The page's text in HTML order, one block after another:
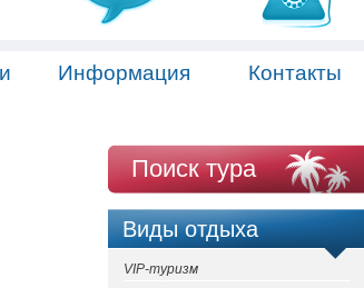
Информация Контакты
Поиск тура
Виды отдыха
VIP-туризм